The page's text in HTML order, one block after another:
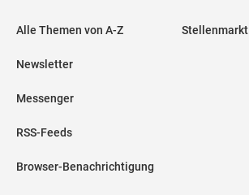
Alle Themen von A-Z
Newsletter
Messenger
RSS-Feeds
Browser-Benachrichtigung
Stellenmarkt